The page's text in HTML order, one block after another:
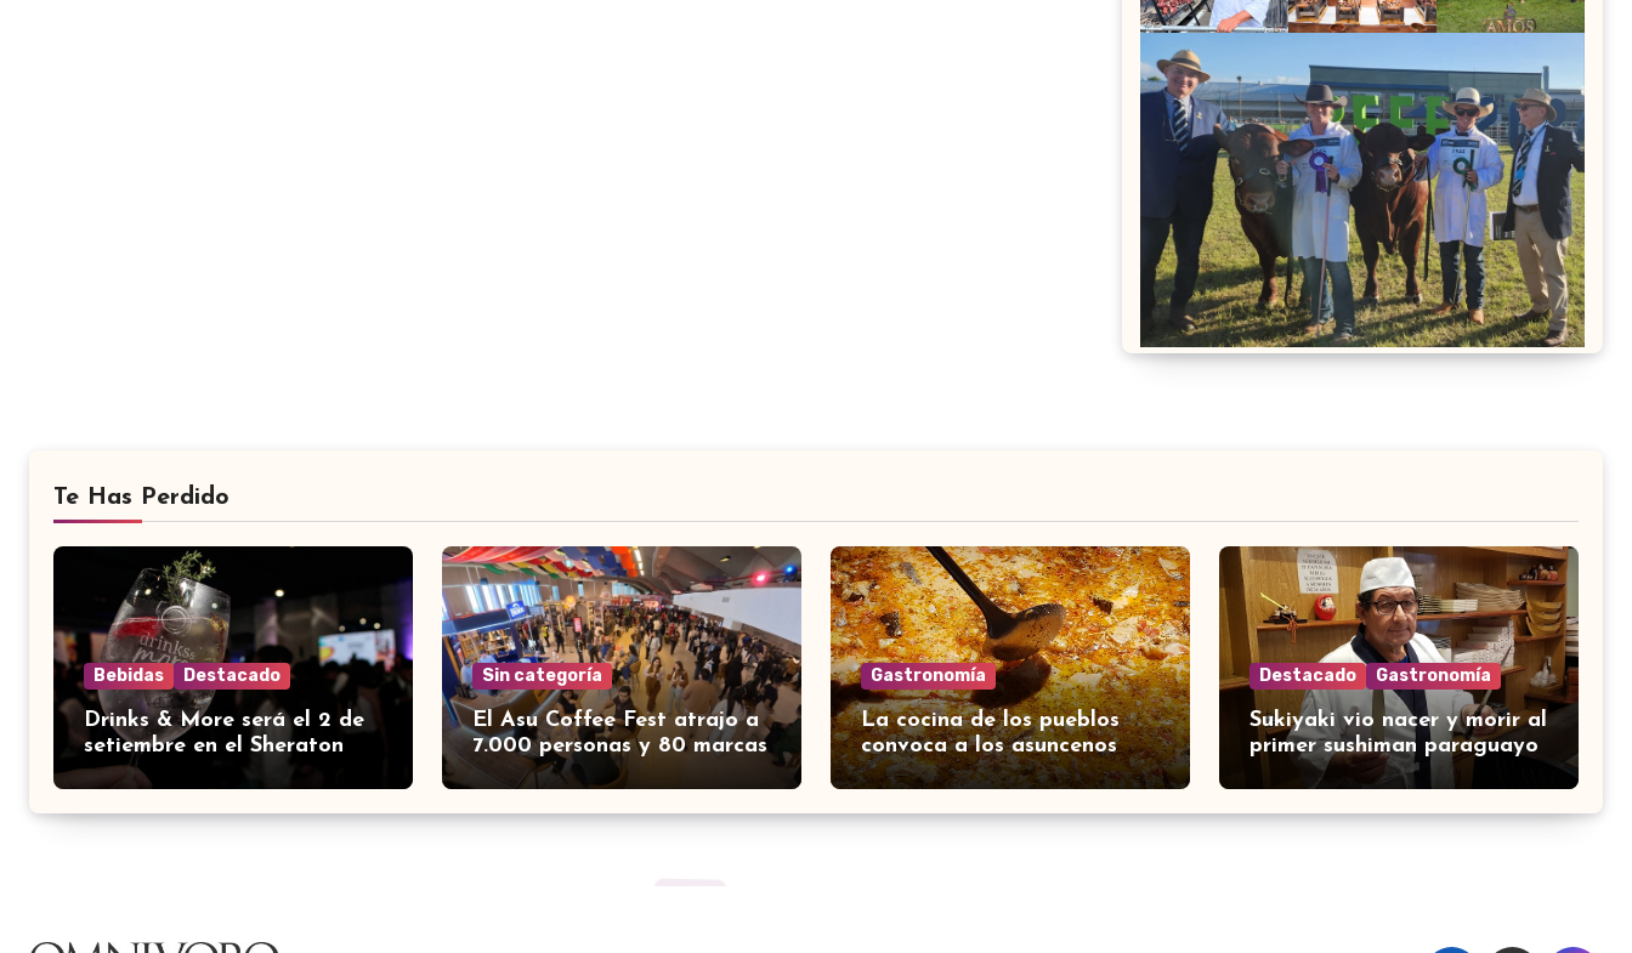
Te Has Perdido
Bebidas Destacado
Drinks & More será el 2 de
setiembre en el Sheraton
Sin categoría
El Asu Coffee Fest atrajo a
7.000 personas y 80 marcas
Gastronomía
La cocina de los pueblos
convoca a los asuncenos
Destacado Gastronomía
Sukiyaki vio nacer y morir al
primer sushiman paraguayo